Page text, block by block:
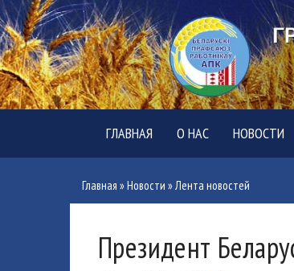
ГЛАВНАЯ О НАС НОВОСТИ
Главная »Новости »Лента новостей
Президент